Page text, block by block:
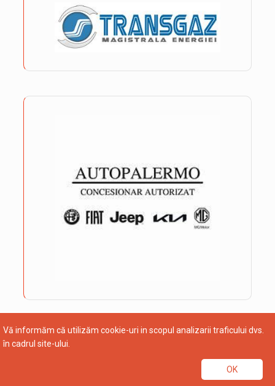
Vă informăm că utilizăm cookie-uri in scopul analizarii traficului dvs.
în cadrul site-ului.
OK